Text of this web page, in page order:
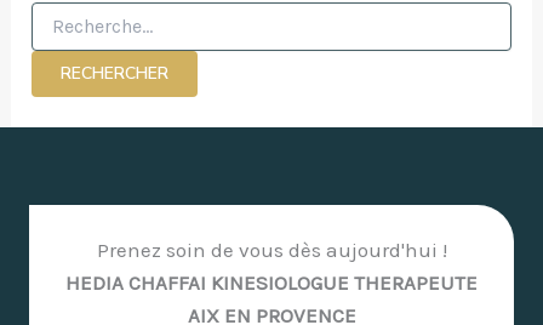
Rechercher :
Prenez soin de vous dès aujourd'hui !
HEDIA CHAFFAI KINESIOLOGUE THERAPEUTE
AIX EN PROVENCE